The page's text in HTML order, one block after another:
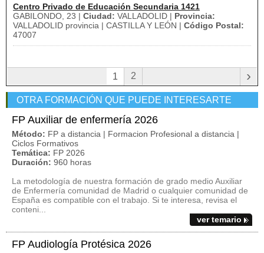
Centro Privado de Educación Secundaria 1421
GABILONDO, 23 | Ciudad: VALLADOLID | Provincia:
VALLADOLID provincia | CASTILLA Y LEÓN | Código Postal:
47007
1 2 ›
OTRA FORMACIÓN QUE PUEDE INTERESARTE
FP Auxiliar de enfermería 2026
Método: FP a distancia | Formacion Profesional a distancia |
Ciclos Formativos
Temática: FP 2026
Duración: 960 horas
La metodología de nuestra formación de grado medio Auxiliar
de Enfermería comunidad de Madrid o cualquier comunidad de
España es compatible con el trabajo. Si te interesa, revisa el
conteni...
ver temario
FP Audiología Protésica 2026